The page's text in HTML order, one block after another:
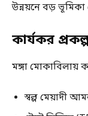
উন্নয়নে বড় ভূমিকা
কার্যকর
মঙ্গা মোকাবিলায়
স্বল্প মেয়াদী